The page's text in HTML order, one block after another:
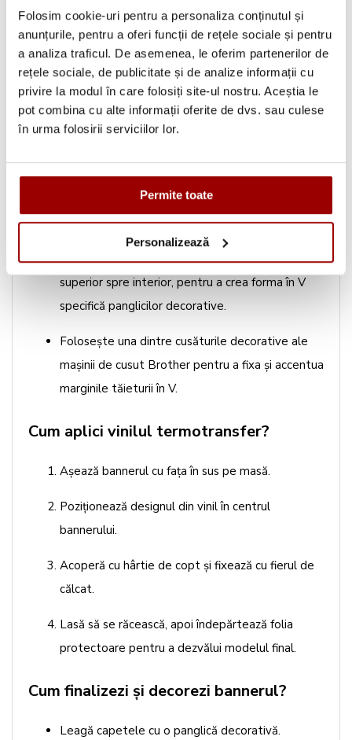
Folosim cookie-uri pentru a personaliza conținutul și
anunțurile, pentru a oferi funcții de rețele sociale și pentru
a analiza traficul. De asemenea, le oferim partenerilor de
rețele sociale, de publicitate și de analize informații cu
privire la modul în care folosiți site-ul nostru. Aceștia le
pot combina cu alte informații oferite de dvs. sau culese
în urma folosirii serviciilor lor.
Permite toate
Personalizează
de surfilat.
Ajustează setările corespunzătoare.
Cu fețele bune ale materialului la exterior,
realizează un tiv rulat pe toate marginile.
Cum formezi și coși capetele
bannerului?
Îndoaie bannerul pe lungime.
Taie apoi diagonal, la un unghi de 45°, din colțul
superior spre interior, pentru a crea forma în V
specifică panglicilor decorative.
Folosește una dintre cusăturile decorative ale
mașinii de cusut Brother pentru a fixa și accentua
marginile tăieturii în V.
Cum aplici vinilul termotransfer?
Așează bannerul cu fața în sus pe masă.
Poziționează designul din vinil în centrul
bannerului.
Acoperă cu hârtie de copt și fixează cu fierul de
călcat.
Lasă să se răcească, apoi îndepărtează folia
protectoare pentru a dezvălui modelul final.
Cum finalizezi și decorezi bannerul?
Leagă capetele cu o panglică decorativă.